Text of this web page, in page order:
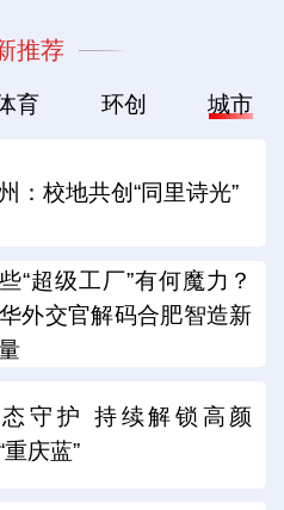
推荐
育 环创 城市
：校地共创“同里诗光”
“超级工厂”有何魔力？
外交官解码合肥智造新
守护 持续解锁高颜
重庆蓝”